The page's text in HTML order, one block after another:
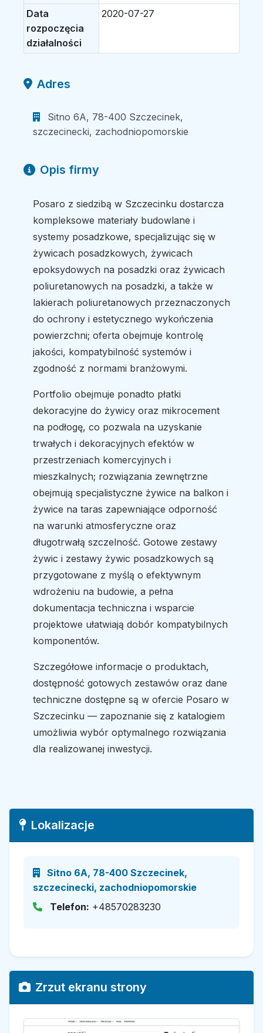
Data
rozpoczęcia
działalności
2020-07-27
Adres
Sitno 6A, 78-400 Szczecinek,
szczecinecki, zachodniopomorskie
Opis firmy
Posaro z siedzibą w Szczecinku dostarcza
kompleksowe materiały budowlane i
systemy posadzkowe, specjalizując się w
żywicach posadzkowych, żywicach
epoksydowych na posadzki oraz żywicach
poliuretanowych na posadzki, a także w
lakierach poliuretanowych przeznaczonych
do ochrony i estetycznego wykończenia
powierzchni; oferta obejmuje kontrolę
jakości, kompatybilność systemów i
zgodność z normami branżowymi.
Portfolio obejmuje ponadto płatki
dekoracyjne do żywicy oraz mikrocement
na podłogę, co pozwala na uzyskanie
trwałych i dekoracyjnych efektów w
przestrzeniach komercyjnych i
mieszkalnych; rozwiązania zewnętrzne
obejmują specjalistyczne żywice na balkon i
żywice na taras zapewniające odporność
na warunki atmosferyczne oraz
długotrwałą szczelność. Gotowe zestawy
żywic i zestawy żywic posadzkowych są
przygotowane z myślą o efektywnym
wdrożeniu na budowie, a pełna
dokumentacja techniczna i wsparcie
projektowe ułatwiają dobór kompatybilnych
komponentów.
Szczegółowe informacje o produktach,
dostępność gotowych zestawów oraz dane
techniczne dostępne są w ofercie Posaro w
Szczecinku — zapoznanie się z katalogiem
umożliwia wybór optymalnego rozwiązania
dla realizowanej inwestycji.
Lokalizacje
Sitno 6A, 78-400 Szczecinek,
szczecinecki, zachodniopomorskie
Telefon: +48570283230
Zrzut ekranu strony